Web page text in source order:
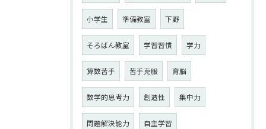
小学生 準備教室 下野
そろばん教室 学習習慣 学力
算数苦手 苦手克服 育脳
数学的思考力 創造性 集中力
問題解決能力 自主学習